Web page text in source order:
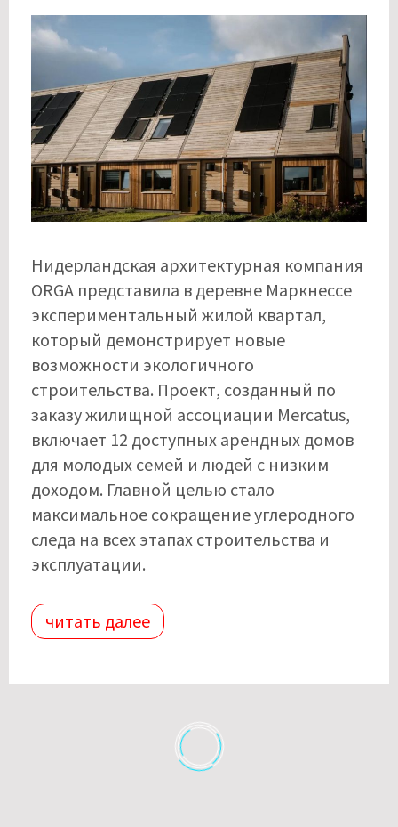
Нидерландская архитектурная компания
ORGA представила в деревне Маркнессе
экспериментальный жилой квартал,
который демонстрирует новые
возможности экологичного
строительства. Проект, созданный по
заказу жилищной ассоциации Mercatus,
включает 12 доступных арендных домов
для молодых семей и людей с низким
доходом. Главной целью стало
максимальное сокращение углеродного
следа на всех этапах строительства и
эксплуатации.
читать далее